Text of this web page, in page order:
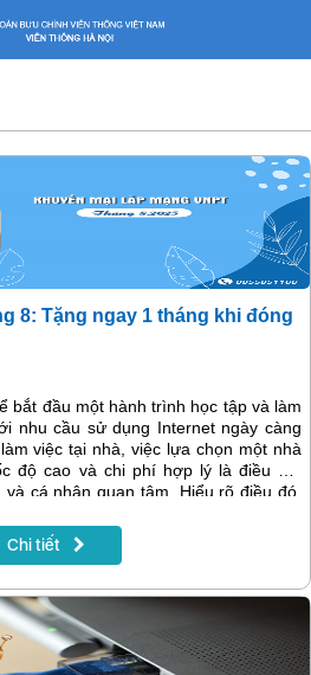
8: Tặng ngay 1 tháng khi đóng
bắt đầu một hành trình học tập và làm
nhu cầu sử dụng Internet ngày càng
việc tại nhà, việc lựa chọn một nhà
độ cao và chi phí hợp lý là điều mà
cá nhân quan tâm. Hiểu rõ điều đó,
miễn phí khi khách hàng đóng trước
Chi tiết